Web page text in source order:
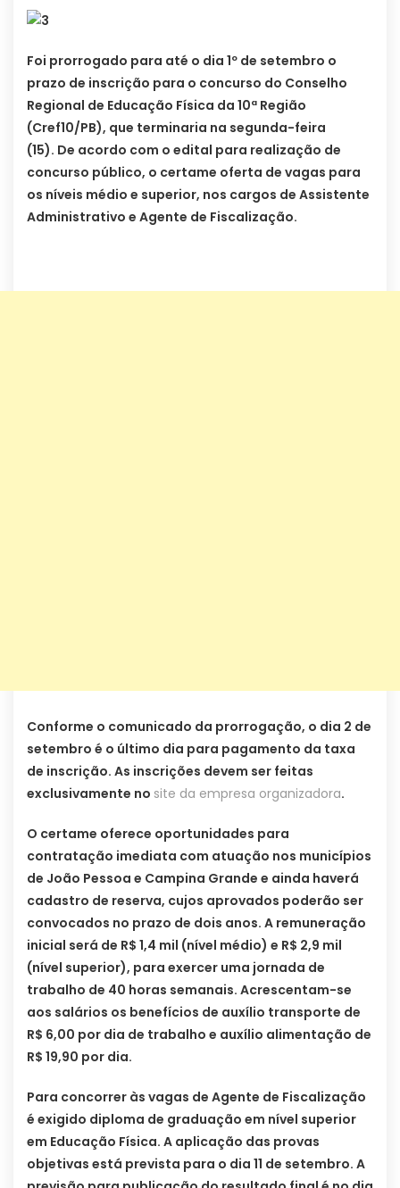
Foi prorrogado para até o dia 1º de setembro o
prazo de inscrição para o concurso do Conselho
Regional de Educação Física da 10ª Região
(Cref10/PB), que terminaria na segunda-feira
(15). De acordo com o edital para realização de
concurso público, o certame oferta de vagas para
os níveis médio e superior, nos cargos de Assistente
Administrativo e Agente de Fiscalização.
Conforme o comunicado da prorrogação, o dia 2 de
setembro é o último dia para pagamento da taxa
de inscrição. As inscrições devem ser feitas
exclusivamente no site da empresa organizadora.
O certame oferece oportunidades para
contratação imediata com atuação nos municípios
de João Pessoa e Campina Grande e ainda haverá
cadastro de reserva, cujos aprovados poderão ser
convocados no prazo de dois anos. A remuneração
inicial será de R$ 1,4 mil (nível médio) e R$ 2,9 mil
(nível superior), para exercer uma jornada de
trabalho de 40 horas semanais. Acrescentam-se
aos salários os benefícios de auxílio transporte de
R$ 6,00 por dia de trabalho e auxílio alimentação de
R$ 19,90 por dia.
Para concorrer às vagas de Agente de Fiscalização
é exigido diploma de graduação em nível superior
em Educação Física. A aplicação das provas
objetivas está prevista para o dia 11 de setembro. A